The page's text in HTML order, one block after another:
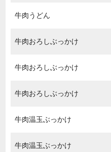
牛肉うどん
牛肉おろしぶっかけ
牛肉おろしぶっかけ
牛肉おろしぶっかけ
牛肉温玉ぶっかけ
牛肉温玉ぶっかけ